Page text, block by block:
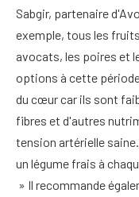
Sabgir, partenaire
exemple, tous les
avocats, les poires et
options à cette
du cœur car ils sont
fibres et d'autres
tension artérielle
un légume frais à
» Il recommande